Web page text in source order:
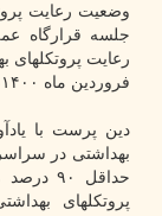
وضعیت رعایت
جلسه قرارگاه
فروردین ماه ۱۴۰۰، را معادل ۵۸ درصد اعلام نمود.
دین پرست با
بهداشتی در
حداقل
پروتکلهای